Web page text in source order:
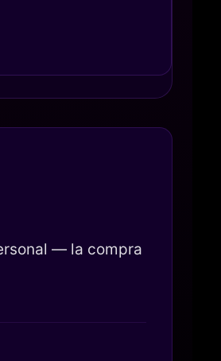
— la compra